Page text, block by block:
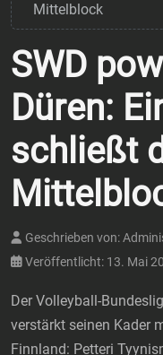
Mittelblock
SWD
Düren:
schließt
Geschrieben von:
Veröffentlicht: 13. Mai
Der Volleyball-
verstärkt seinen Kader
Finnland: Petteri